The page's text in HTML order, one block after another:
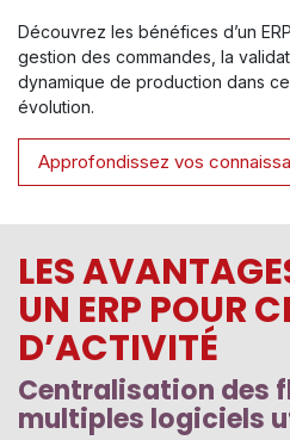
Découvrez les bénéfices d’un
gestion des commandes, la
dynamique de production dans
évolution.
Approfondissez vos
LES
UN ERP POUR
D’ACTIVITÉ
Centralisation des
multiples logiciels